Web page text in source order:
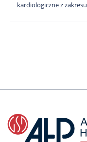
kardiologiczne z